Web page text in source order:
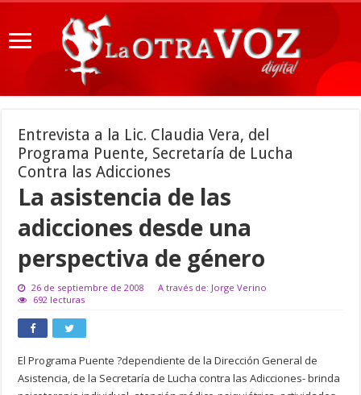
Entrevista a la Lic. Claudia Vera, del
Programa Puente, Secretaría de Lucha
Contra las Adicciones
La asistencia de las
adicciones desde una
perspectiva de género
26 de septiembre de 2008
A través de: Jorge Verino
692 lecturas
El Programa Puente ?dependiente de la Dirección General de
Asistencia, de la Secretaría de Lucha contra las Adicciones- brinda